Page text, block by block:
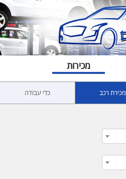
מכירות
מכירת רכב כלי עבודה